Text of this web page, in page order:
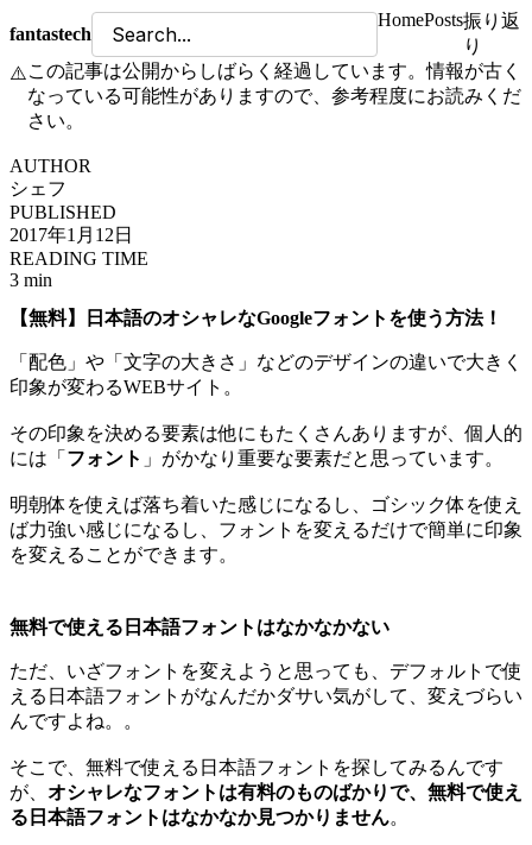
fantastech
HomePosts振り返
り
⚠️この記事は公開からしばらく経過しています。情報が古く
なっている可能性がありますので、参考程度にお読みくだ
さい。
AUTHOR
シェフ
PUBLISHED
2017年1月12日
READING TIME
3 min
【無料】日本語のオシャレなGoogleフォントを使う方法！
「配色」や「文字の大きさ」などのデザインの違いで大きく
印象が変わるWEBサイト。
その印象を決める要素は他にもたくさんありますが、個人的
には「 フォント 」がかなり重要な要素だと思っています。
明朝体を使えば落ち着いた感じになるし、ゴシック体を使え
ば力強い感じになるし、フォントを変えるだけで簡単に印象
を変えることができます。
無料で使える日本語フォントはなかなかない
ただ、いざフォントを変えようと思っても、デフォルトで使
える日本語フォントがなんだかダサい気がして、変えづらい
んですよね。。
そこで、無料で使える日本語フォントを探してみるんです
が、 オシャレなフォントは有料のものばかりで、無料で使え
る日本語フォントはなかなか見つかりません。